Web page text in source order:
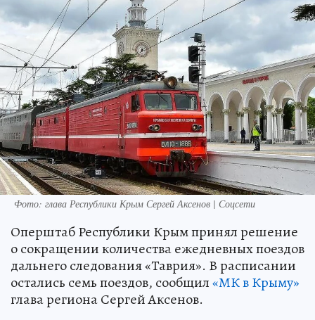
Фото: глава Республики Крым Сергей Аксенов | Соцсети
Оперштаб Республики Крым принял решение
о сокращении количества ежедневных поездов
дальнего следования «Таврия». В расписании
остались семь поездов, сообщил«МК в Крыму»
глава региона Сергей Аксенов.